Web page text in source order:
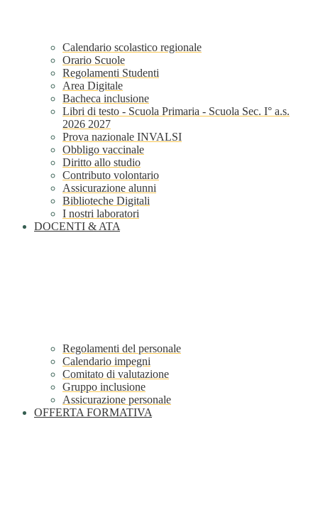
Calendario scolastico regionale
Orario Scuole
Regolamenti Studenti
Area Digitale
Bacheca inclusione
Libri di testo - Scuola Primaria - Scuola Sec. I° a.s.
2026 2027
Prova nazionale INVALSI
Obbligo vaccinale
Diritto allo studio
Contributo volontario
Assicurazione alunni
Biblioteche Digitali
I nostri laboratori
DOCENTI & ATA
Regolamenti del personale
Calendario impegni
Comitato di valutazione
Gruppo inclusione
Assicurazione personale
OFFERTA FORMATIVA